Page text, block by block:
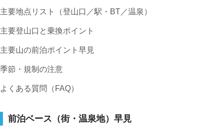
主要地点リスト（登山口／駅・BT／温泉）
主要登山口と乗換ポイント
主要山の前泊ポイント早見
季節・規制の注意
よくある質問（FAQ）
前泊ベース（街・温泉地）早見